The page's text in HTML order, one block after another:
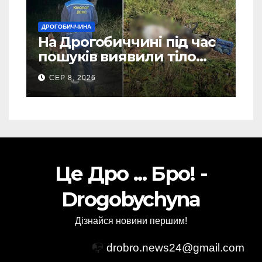
ДРОГОБИЧЧИНА
На Дрогобиччині під час
пошуків виявили тіло
зниклого чоловіка (Фото)
СЕР 8, 2026
Це Дро ... Бро! -
Drogobychyna
Дізнайся новини першим!
📭 drobro.news24@gmail.com